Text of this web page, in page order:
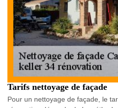
Tarifs nettoyage de façade
Pour un nettoyage de façade, le